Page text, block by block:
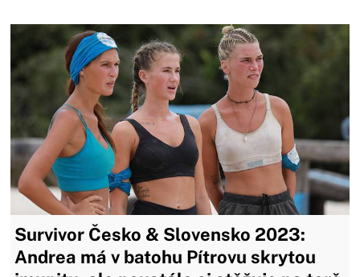
Survivor Česko & Slovensko 2023:
Andrea má v batohu Pítrovu skrytou